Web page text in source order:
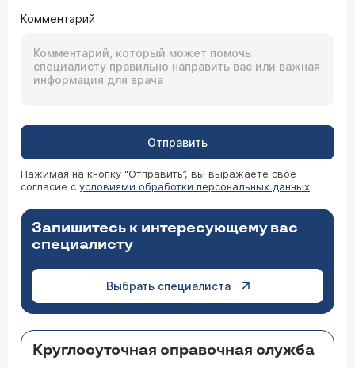
Комментарий
Отправить
Нажимая на кнопку “Отправить”, вы выражаете свое
согласие с условиями обработки персональных данных
Запишитесь к интересующему вас
специалисту
Выбрать специалиста
Круглосуточная справочная служба